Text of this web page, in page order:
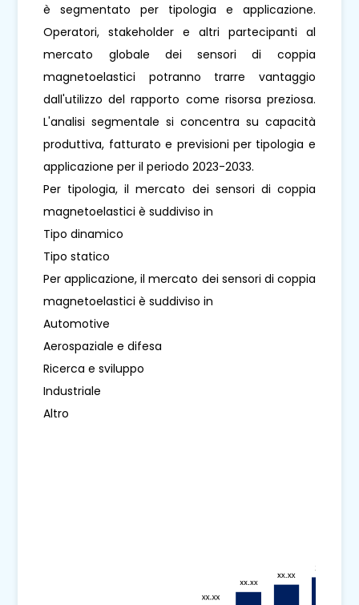
è segmentato per tipologia e applicazione.
Operatori, stakeholder e altri partecipanti al
mercato globale dei sensori di coppia
magnetoelastici potranno trarre vantaggio
dall'utilizzo del rapporto come risorsa preziosa.
L'analisi segmentale si concentra su capacità
produttiva, fatturato e previsioni per tipologia e
applicazione per il periodo 2023-2033.
Per tipologia, il mercato dei sensori di coppia
magnetoelastici è suddiviso in
Tipo dinamico
Tipo statico
Per applicazione, il mercato dei sensori di coppia
magnetoelastici è suddiviso in
Automotive
Aerospaziale e difesa
Ricerca e sviluppo
Industriale
Altro